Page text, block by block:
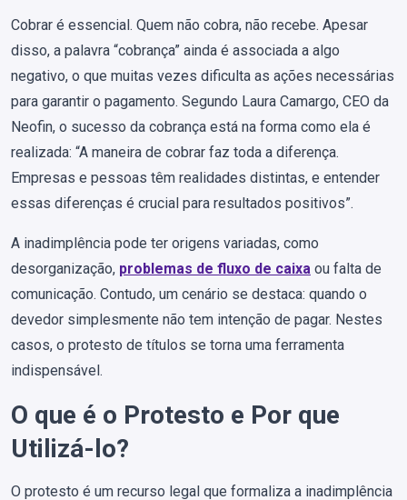
Cobrar é essencial. Quem não cobra, não recebe. Apesar
disso, a palavra “cobrança” ainda é associada a algo
negativo, o que muitas vezes dificulta as ações necessárias
para garantir o pagamento. Segundo Laura Camargo, CEO da
Neofin, o sucesso da cobrança está na forma como ela é
realizada: “A maneira de cobrar faz toda a diferença.
Empresas e pessoas têm realidades distintas, e entender
essas diferenças é crucial para resultados positivos”.
A inadimplência pode ter origens variadas, como
desorganização, problemas de fluxo de caixa ou falta de
comunicação. Contudo, um cenário se destaca: quando o
devedor simplesmente não tem intenção de pagar. Nestes
casos, o protesto de títulos se torna uma ferramenta
indispensável.
O que é o Protesto e Por que
Utilizá-lo?
O protesto é um recurso legal que formaliza a inadimplência